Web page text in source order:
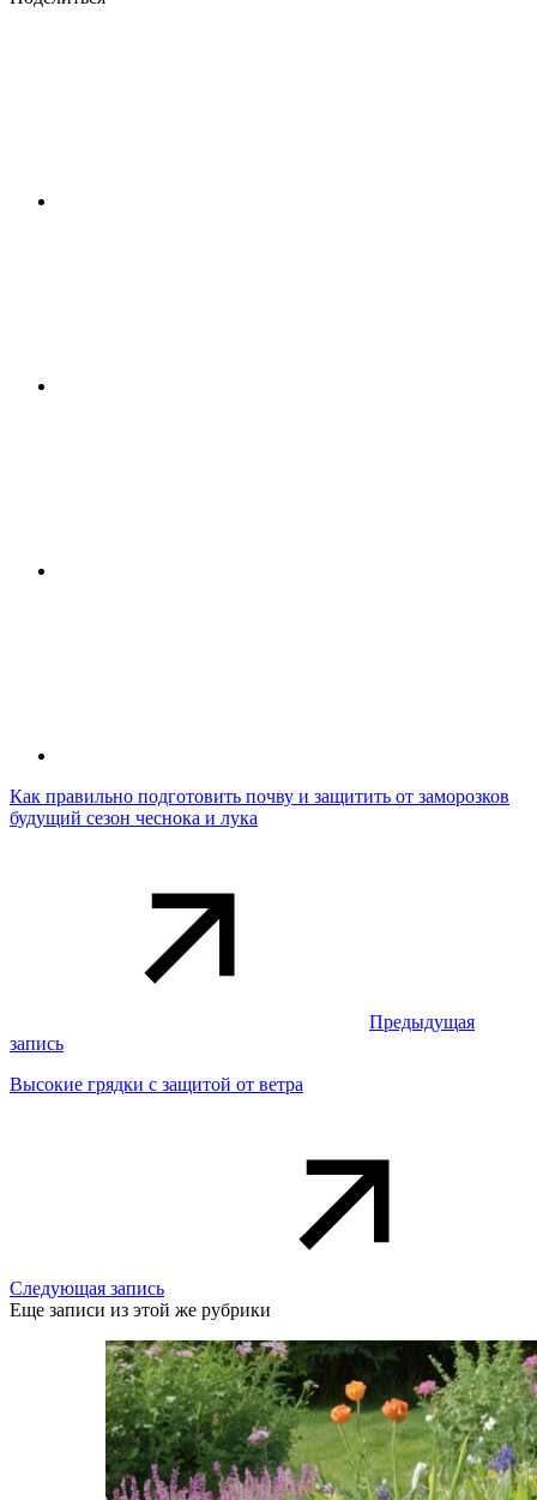
Как правильно подготовить почву и защитить от заморозков
будущий сезон чеснока и лука
Предыдущая
запись
Высокие грядки с защитой от ветра
Следующая запись
Еще записи из этой же рубрики